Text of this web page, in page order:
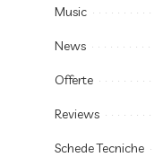
Music
News
Offerte
Reviews
Schede Tecniche